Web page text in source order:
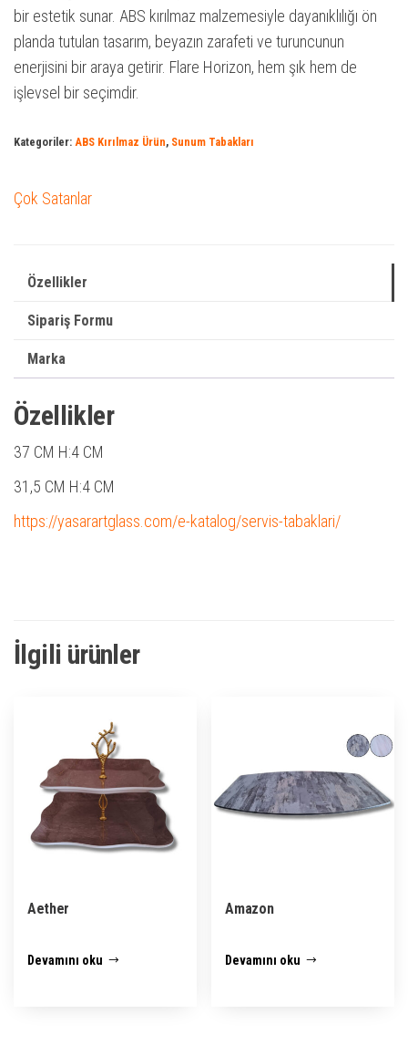
bir estetik sunar. ABS kırılmaz malzemesiyle dayanıklılığı ön
planda tutulan tasarım, beyazın zarafeti ve turuncunun
enerjisini bir araya getirir. Flare Horizon, hem şık hem de
işlevsel bir seçimdir.
Kategoriler: ABS Kırılmaz Ürün, Sunum Tabakları
Çok Satanlar
Özellikler
Sipariş Formu
Marka
Özellikler
37 CM H:4 CM
31,5 CM H:4 CM
https://yasarartglass.com/e-katalog/servis-tabaklari/
İlgili ürünler
Aether
Devamını oku
Amazon
Devamını oku